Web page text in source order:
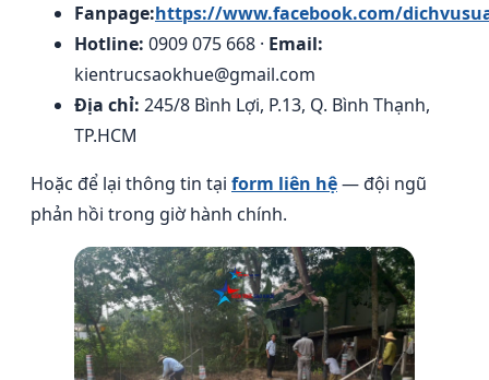
Fanpage:https://www.facebook.com/
Hotline: 0909 075 668 · Email:
kientrucsaokhue@gmail.com
Địa chỉ: 245/8 Bình Lợi, P.13, Q. Bình Thạnh,
TP.HCM
Hoặc để lại thông tin tại form liên hệ— đội ngũ
phản hồi trong giờ hành chính.